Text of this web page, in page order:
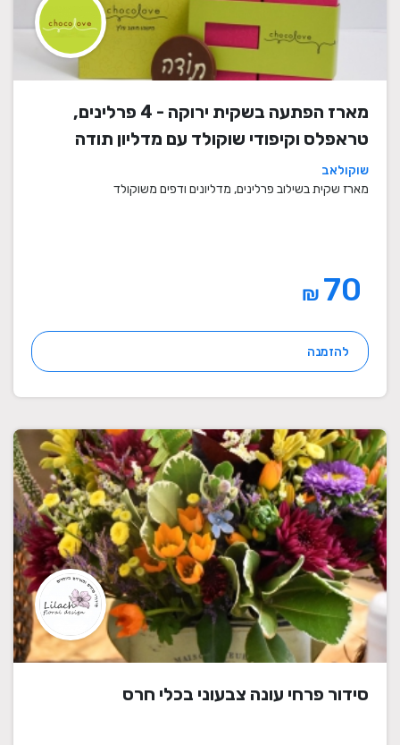
מארז הפתעה בשקית ירוקה - 4 פרלינים,
טראפלס וקיפודי שוקולד עם מדליון תודה
שוקולאב
מארז שקית בשילוב פרלינים, מדליונים ודפים משוקולד
₪
להזמנה
סידור פרחי עונה צבעוני בכלי חרס